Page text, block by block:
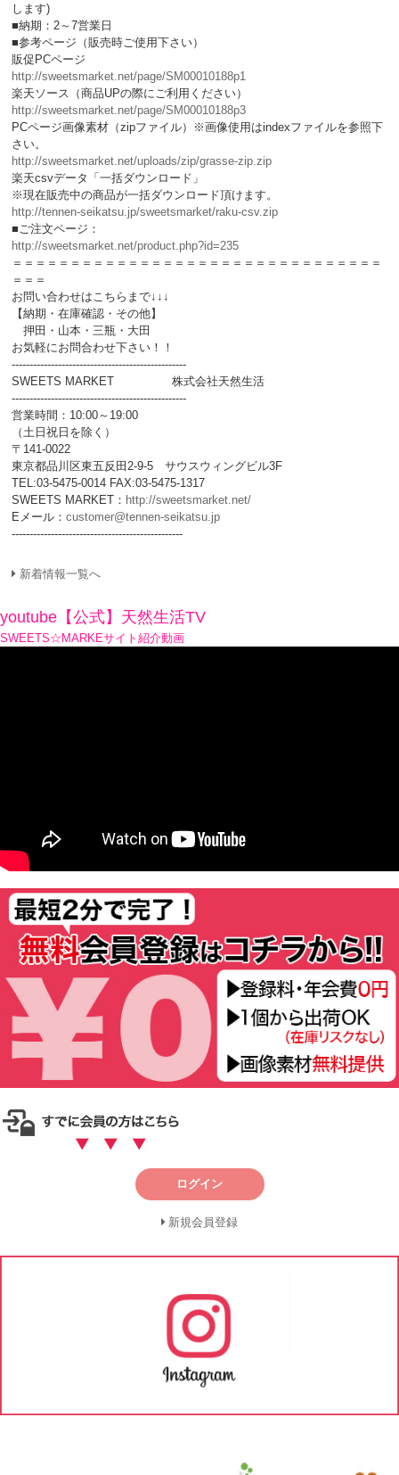
します)
■納期：2～7営業日
■参考ページ（販売時ご使用下さい）
販促PCページ
http://sweetsmarket.net/page/SM00010188p1
楽天ソース（商品UPの際にご利用ください）
http://sweetsmarket.net/page/SM00010188p3
PCページ画像素材（zipファイル）※画像使用はindexファイルを参照下
さい。
http://sweetsmarket.net/uploads/zip/grasse-zip.zip
楽天csvデータ「一括ダウンロード」
※現在販売中の商品が一括ダウンロード頂けます。
http://tennen-seikatsu.jp/sweetsmarket/raku-csv.zip
■ご注文ページ：
http://sweetsmarket.net/product.php?id=235
＝＝＝＝＝＝＝＝＝＝＝＝＝＝＝＝＝＝＝＝＝＝＝＝＝＝＝＝＝＝＝＝
＝＝＝
お問い合わせはこちらまで↓↓↓
【納期・在庫確認・その他】
押田・山本・三瓶・大田
お気軽にお問合わせ下さい！！
-------------------------------------------------
SWEETS MARKET 株式会社天然生活
-------------------------------------------------
営業時間：10:00～19:00
（土日祝日を除く）
〒141-0022
東京都品川区東五反田2-9-5 サウスウィングビル3F
TEL:03-5475-0014 FAX:03-5475-1317
SWEETS MARKET： http://sweetsmarket.net/
Eメール： customer@tennen-seikatsu.jp
------------------------------------------------
新着情報一覧へ
youtube【公式】天然生活TV
SWEETS☆MARKEサイト紹介動画
ログイン
新規会員登録